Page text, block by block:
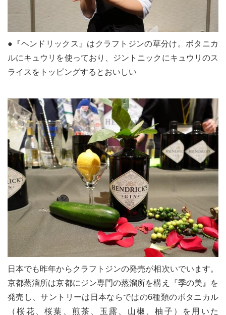
●『ヘンドリックス』はクラフトジンの草分け。ボタニカ
ルにキュウリを使っており、ジントニックにキュウリのス
ライスをトッピングするとおいしい
日本でも昨年からクラフトジンの発売が相次いでいます。
京都蒸溜所は京都にジン専門の蒸溜所を構え『季の美』を
発売し、サントリーは日本ならではの6種類のボタニカル
（桜花、桜葉、煎茶、玉露、山椒、柚子）を用いた